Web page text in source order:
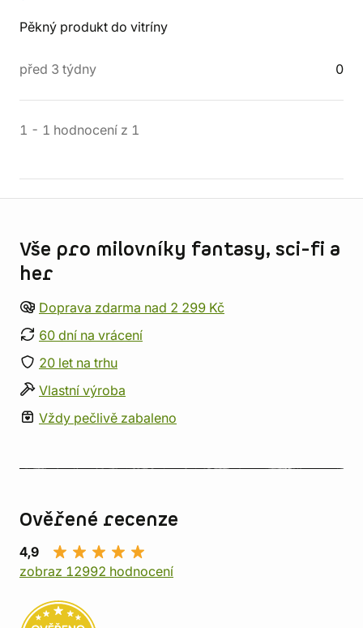
Pěkný produkt do vitríny
před 3 týdny 0
1 - 1 hodnocení z 1
Vše pro milovníky fantasy, sci-fi a
her
Doprava zdarma nad 2 299 Kč
60 dní na vrácení
20 let na trhu
Vlastní výroba
Vždy pečlivě zabaleno
Ověřené recenze
4,9
zobraz 12992 hodnocení